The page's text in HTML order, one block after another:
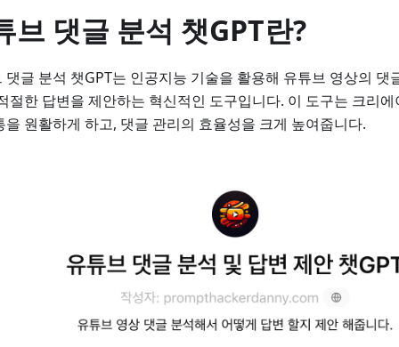
브 댓글 분석 챗GPT란?
댓글 분석 챗GPT는 인공지능 기술을 활용해 유튜브 영상의 댓
절한 답변을 제안하는 혁신적인 도구입니다. 이 도구는 크리
을 원활하게 하고, 댓글 관리의 효율성을 크게 높여줍니다.